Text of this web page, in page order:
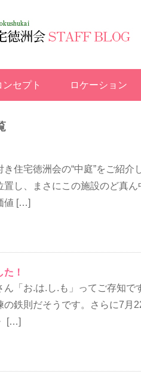
ンセプト ロケーション
き住宅徳洲会の“中庭”をご紹
置し、まさにこの施設のど真
値 […]
！
ん「お.は.し.も」ってご存知
の鉄則だそうです。さらに7月
[…]